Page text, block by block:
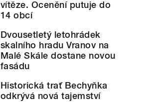
vítěze. Ocenění putuje do
14 obcí
Dvousetletý letohrádek
skalního hradu Vranov na
Malé Skále dostane novou
fasádu
Historická trať Bechyňka
odkrývá nová tajemství